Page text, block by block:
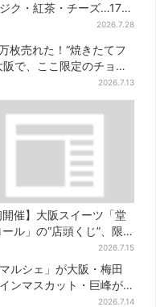
ク・紅茶・チーズ…17店
2026.7.28
枚売れた！“焼きたてフ
で、ここ限定のチョコ
2026.7.13
開催】大阪スイーツ「堂
ル」の“店頭くじ”、限
品ずらり…ラスト賞は巨
ムライト
2026.7.15
ルシェ」が大阪・梅田
ンマスカット・巨峰が
2026.7.14